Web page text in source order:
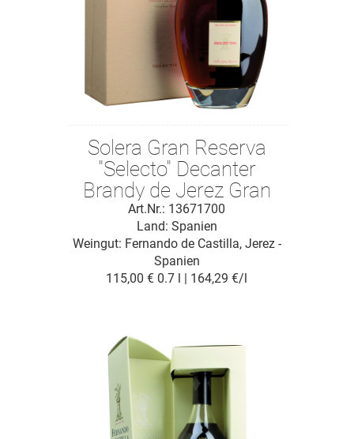
Solera Gran Reserva
"Selecto" Decanter
Brandy de Jerez Gran
Reserva D.O.
Art.Nr.: 13671700
Weingut: Fernando de Castilla, Jerez -
Spanien
Land: Spanien
115,00 € 0.7 l | 164,29 €/l